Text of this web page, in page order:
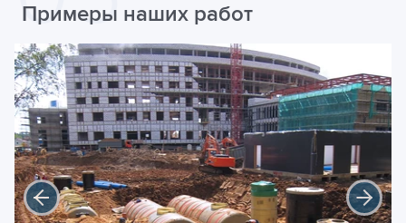
Примеры наших работ